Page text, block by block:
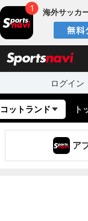
海外サッカ
ログイン
ットランド ト
ア